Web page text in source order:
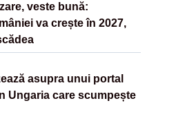
veste bună:
va crește în 2027,
asupra unui portal
Ungaria care scumpește